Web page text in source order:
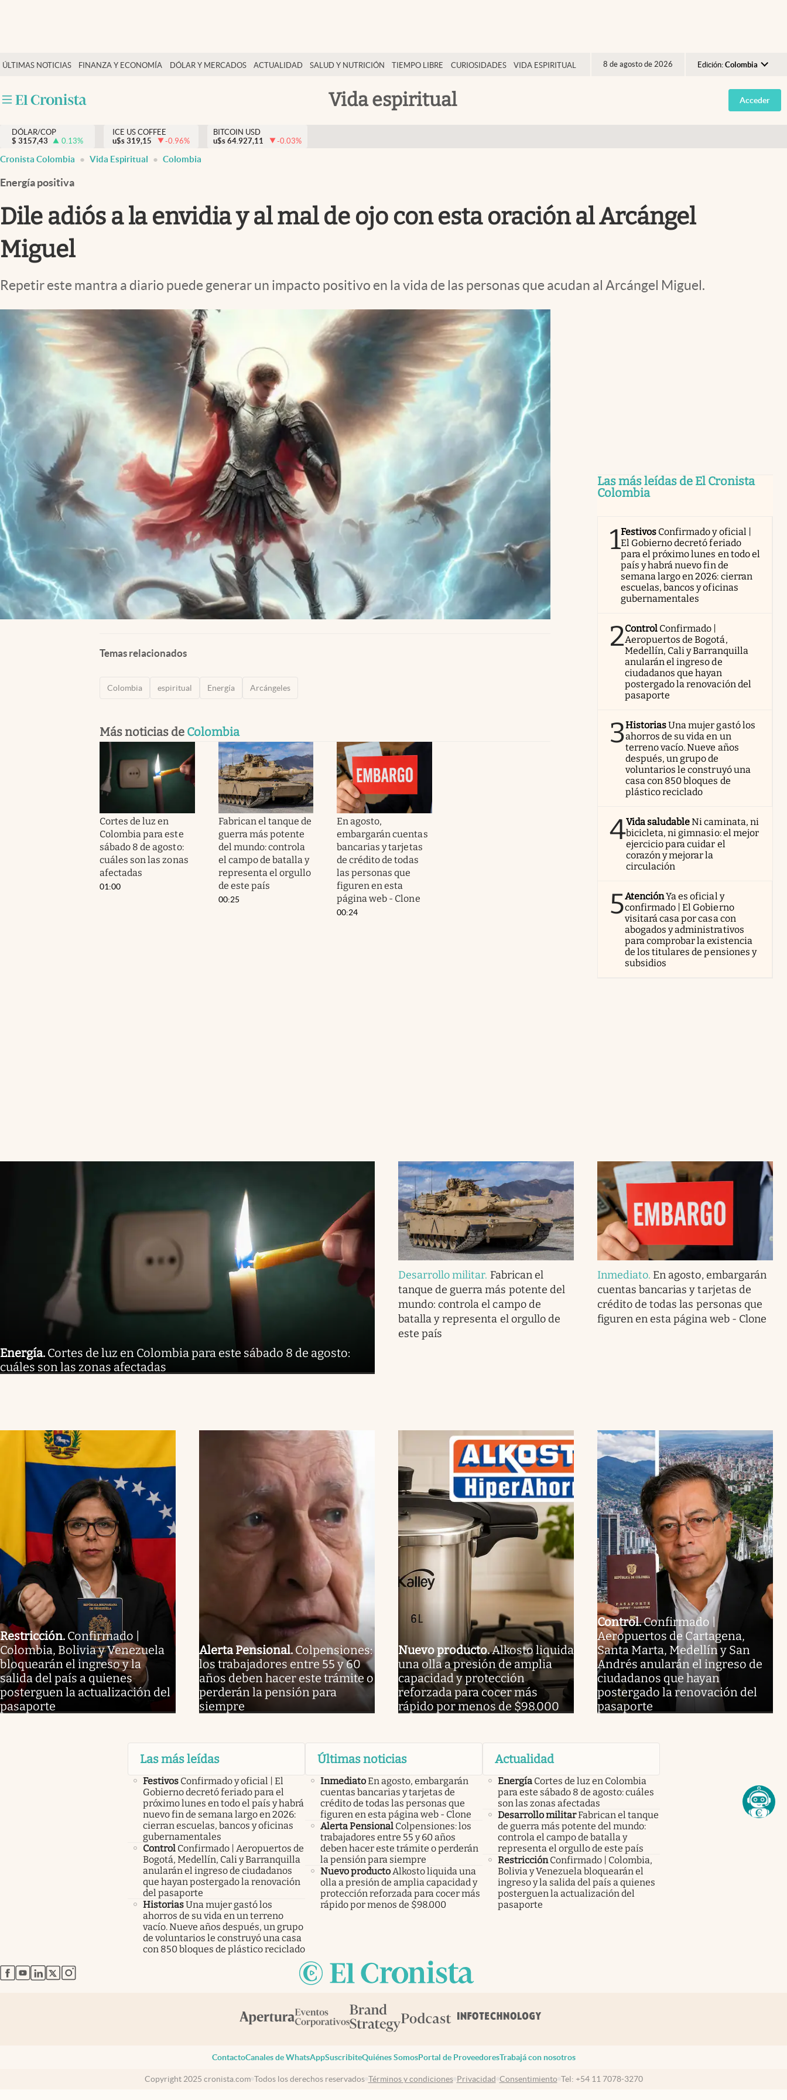
ÚLTIMAS NOTICIAS FINANZA Y ECONOMÍA DÓLAR Y MERCADOS ACTUALIDAD SALUD Y NUTRICIÓN TIEMPO LIBRE CURIOSIDADES VIDA ESPIRITUAL 8 de agosto de 2026 Edición: Colombia
Argentina
España
Vida espiritual
Salud y nutrición
Tiempo libre
Dólar y mercados
Curiosidades
Acceder
DÓLAR/COP
$ 3157,43 0.13%
ICE US COFFEE
u$s 319,15 -0.96%
BITCOIN USD
u$s 64.927,11 -0.03%
Cronista Colombia Vida Espiritual Colombia
Energía positiva
Dile adiós a la envidia y al mal de ojo con esta oración al Arcángel
Miguel
Repetir este mantra a diario puede generar un impacto positivo en la vida de las personas que acudan al Arcángel Miguel.
Temas relacionados
Colombia espiritual Energía Arcángeles
Más noticias de Colombia
Cortes de luz en
Colombia para este
sábado 8 de agosto:
cuáles son las zonas
afectadas
01:00
Fabrican el tanque de
guerra más potente
del mundo: controla
el campo de batalla y
representa el orgullo
de este país
00:25
En agosto,
embargarán cuentas
bancarias y tarjetas
de crédito de todas
las personas que
figuren en esta
página web - Clone
00:24
Las más leídas de El Cronista
Colombia
1Festivos Confirmado y oficial |
El Gobierno decretó feriado
para el próximo lunes en todo el
país y habrá nuevo fin de
semana largo en 2026: cierran
escuelas, bancos y oficinas
gubernamentales
2Control Confirmado |
Aeropuertos de Bogotá,
Medellín, Cali y Barranquilla
anularán el ingreso de
ciudadanos que hayan
postergado la renovación del
pasaporte
3HistoriasUna mujer gastó los
ahorros de su vida en un
terreno vacío. Nueve años
después, un grupo de
voluntarios le construyó una
casa con 850 bloques de
plástico reciclado
4Vida saludableNi caminata, ni
bicicleta, ni gimnasio: el mejor
ejercicio para cuidar el
corazón y mejorar la
circulación
5AtenciónYa es oficial y
confirmado | El Gobierno
visitará casa por casa con
abogados y administrativos
para comprobar la existencia
de los titulares de pensiones y
subsidios
Energía. Cortes de luz en Colombia para este sábado 8 de agosto:
cuáles son las zonas afectadas
Desarrollo militar. Fabrican el
tanque de guerra más potente del
mundo: controla el campo de
batalla y representa el orgullo de
este país
Inmediato. En agosto, embargarán
cuentas bancarias y tarjetas de
crédito de todas las personas que
figuren en esta página web - Clone
Restricción. Confirmado |
Colombia, Bolivia y Venezuela
bloquearán el ingreso y la
salida del país a quienes
posterguen la actualización del
pasaporte
Alerta Pensional. Colpensiones:
los trabajadores entre 55 y 60
años deben hacer este trámite o
perderán la pensión para
siempre
Nuevo producto.Alkosto liquida
una olla a presión de amplia
capacidad y protección
reforzada para cocer más
rápido por menos de $98.000
Control.Confirmado |
Aeropuertos de Cartagena,
Santa Marta, Medellín y San
Andrés anularán el ingreso de
ciudadanos que hayan
postergado la renovación del
pasaporte
Las más leídas
Festivos Confirmado y oficial | El
Gobierno decretó feriado para el
próximo lunes en todo el país y habrá
nuevo fin de semana largo en 2026:
cierran escuelas, bancos y oficinas
gubernamentales
Control Confirmado | Aeropuertos de
Bogotá, Medellín, Cali y Barranquilla
anularán el ingreso de ciudadanos
que hayan postergado la renovación
del pasaporte
HistoriasUna mujer gastó los
ahorros de su vida en un terreno
vacío. Nueve años después, un grupo
de voluntarios le construyó una casa
con 850 bloques de plástico reciclado
Últimas noticias
InmediatoEn agosto, embargarán
cuentas bancarias y tarjetas de
crédito de todas las personas que
figuren en esta página web - Clone
Alerta Pensional Colpensiones: los
trabajadores entre 55 y 60 años
deben hacer este trámite o perderán
la pensión para siempre
Nuevo productoAlkosto liquida una
olla a presión de amplia capacidad y
protección reforzada para cocer más
rápido por menos de $98.000
Actualidad
Energía Cortes de luz en Colombia
para este sábado 8 de agosto: cuáles
son las zonas afectadas
Desarrollo militarFabrican el tanque
de guerra más potente del mundo:
controla el campo de batalla y
representa el orgullo de este país
Restricción Confirmado | Colombia,
Bolivia y Venezuela bloquearán el
ingreso y la salida del país a quienes
posterguen la actualización del
pasaporte
abre en nueva pestaña
abre en nueva pestaña
abre en nueva pestaña
abre en nueva pestaña
abre en nueva pestaña
ContactoCanales de WhatsAppSuscribiteQuiénes SomosPortal de ProveedoresTrabajá con nosotros
Copyright 2025 cronista.com Todos los derechos reservados Términos y condiciones Privacidad Consentimiento Tel: +54 11 7078-3270